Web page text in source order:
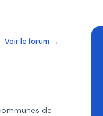
Voir le forum →
de